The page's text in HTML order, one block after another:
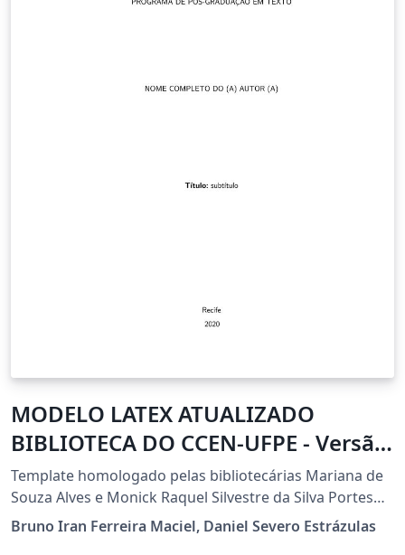
MODELO LATEX ATUALIZADO
BIBLIOTECA DO CCEN-UFPE - Versão
1.4 (16.10.2020)
Template homologado pelas bibliotecárias Mariana de
Souza Alves e Monick Raquel Silvestre da Silva Portes
do setor de Processamento Técnico da Biblioteca do
Bruno Iran Ferreira Maciel, Daniel Severo Estrázulas